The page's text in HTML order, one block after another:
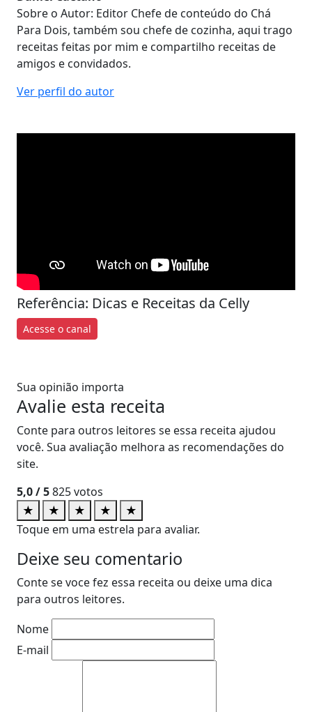
Sobre o Autor: Editor Chefe de conteúdo do Chá
Para Dois, também sou chefe de cozinha, aqui trago
receitas feitas por mim e compartilho receitas de
amigos e convidados.
Ver perfil do autor
Referência: Dicas e Receitas da Celly
Acesse o canal
Sua opinião importa
Avalie esta receita
Conte para outros leitores se essa receita ajudou
você. Sua avaliação melhora as recomendações do
site.
5,0/ 5825votos
★
★ ★ ★
★
Toque em uma estrela para avaliar.
Deixe seu comentario
Conte se voce fez essa receita ou deixe uma dica
para outros leitores.
Nome
E-mail